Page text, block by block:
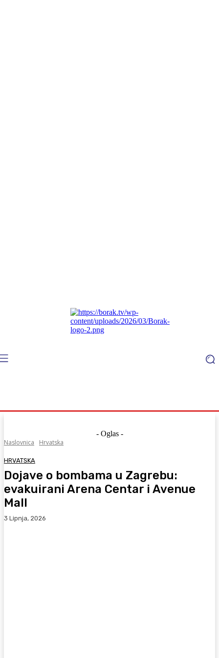
- Oglas -
Naslovnica
Hrvatska
HRVATSKA
Dojave o bombama u Zagrebu:
evakuirani Arena Centar i Avenue
Mall
3 Lipnja, 2026